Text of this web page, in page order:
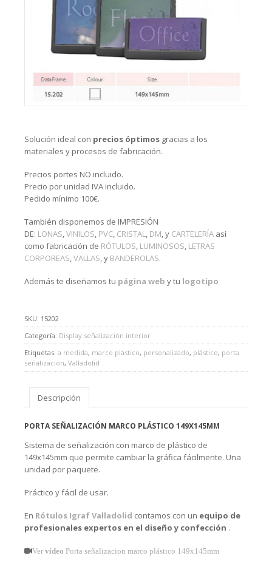
Solución ideal con precios óptimos gracias a los
materiales y procesos de fabricación.
Precios portes NO incluido.
Precio por unidad IVA incluido.
Pedido mínimo 100€.
También disponemos de IMPRESIÓN
DE: LONAS,VINILOS, PVC, CRISTAL, DM, y CARTELERÍA así
como fabricación de RÓTULOS, LUMINOSOS, LETRAS
CORPOREAS,VALLAS, y BANDEROLAS.
Además te diseñamos tu página web y tu logotipo
SKU: 15202
Categoría: Display señalización interior
Etiquetas: a medida, marco plástico, personalizado, plástico, porta
señalización, Valladolid
Descripción
PORTA SEÑALIZACIÓN MARCO PLÁSTICO 149X145MM
Sistema de señalización con marco de plástico de
149x145mm que permite cambiar la gráfica fácilmente. Una
unidad por paquete.
Práctico y fácil de usar.
En Rótulos Igraf Valladolid contamos con un equipo de
profesionales expertos en el diseño y confección .
Ver vídeo Porta señalizacion marco plástico 149x145mm